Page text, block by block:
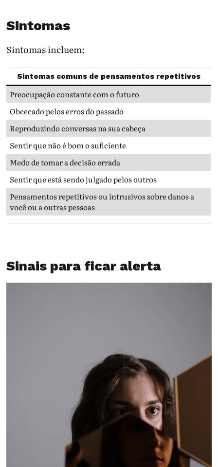
Sintomas
Sintomas incluem:
Sintomas comuns de pensamentos repetitivos
Preocupação constante com o futuro
Obcecado pelos erros do passado
Reproduzindo conversas na sua cabeça
Sentir que não é bom o suficiente
Medo de tomar a decisão errada
Sentir que está sendo julgado pelos outros
Pensamentos repetitivos ou intrusivos sobre danos a
você ou a outras pessoas
Sinais para ficar alerta